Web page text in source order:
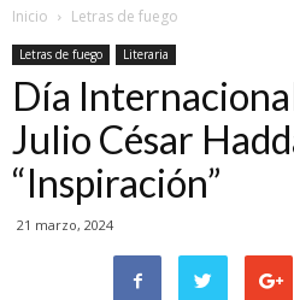
Inicio Letras de fuego
Letras de fuego Literaria
Día
Julio César
“Inspiración”
21 marzo, 2024